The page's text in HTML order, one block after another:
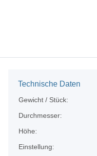
Technische Daten
Gewicht / Stück:
Durchmesser:
Höhe:
Einstellung: